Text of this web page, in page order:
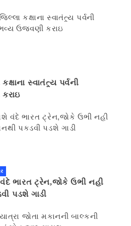
સ્વાતંત્ર્ય પર્વની
ભારત ટ્રેન,જોકે ઉભી નહી
પડશે ગાડી